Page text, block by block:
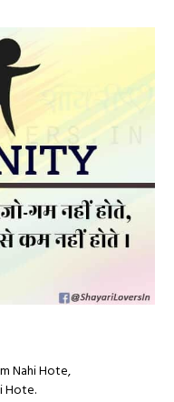
Nahi Hote,
Hote.